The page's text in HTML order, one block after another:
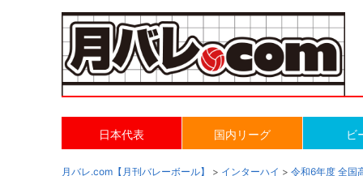
日本代表 国内リーグ ビ
月バレ.com【月刊バレーボール】 > インターハイ > 令和6年度 全国